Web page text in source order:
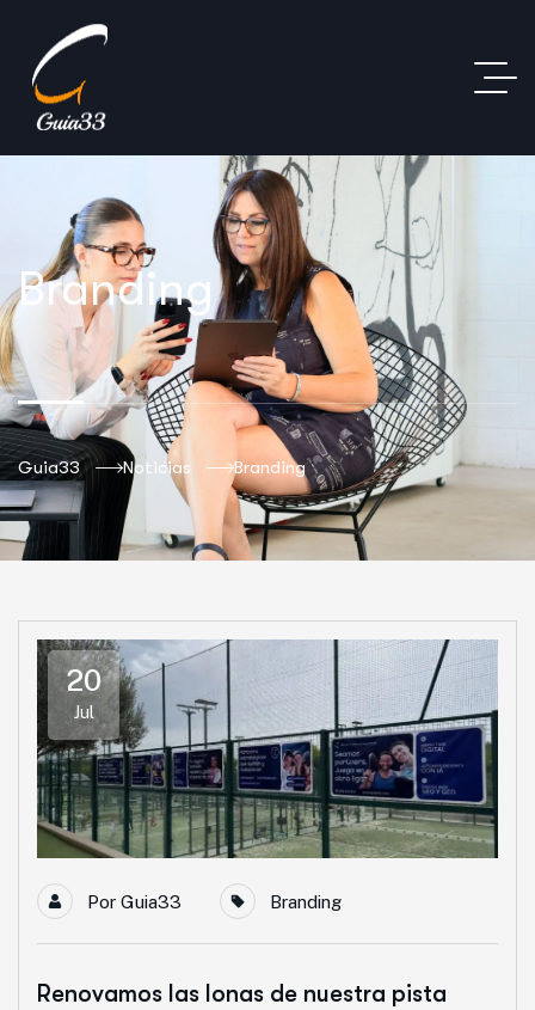
Branding
Guia33 Noticias Branding
20
Jul
Por Guia33 Branding
Renovamos las lonas de nuestra pista